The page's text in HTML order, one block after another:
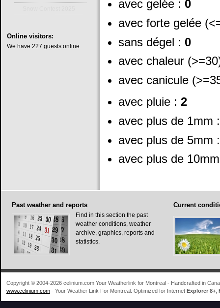
avec gelée : 0
avec forte gelée
sans dégel : 0
avec chaleur
avec canicule
avec pluie : 2
avec plus de 1mm
avec plus de 5mm
avec plus de
Online visitors:
We have 227 guests online
Pastweather and reports
Find in this section the past
weather conditions, weather
archive, graphics, reports and
statistics.
Current
Copyright © 2004-2026 celinium.com Your Weatherlink for Montreal - Handcrafted in
www.celinium.com- Your Weather Link For Montreal. Optimized for Internet Explorer 8+,